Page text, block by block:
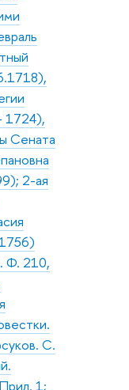
1724),
Сената
2-ая
Ф. 210,
С.
1;